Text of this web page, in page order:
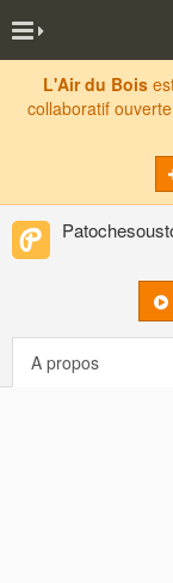
L'Air du Bois
collaboratif
A propos